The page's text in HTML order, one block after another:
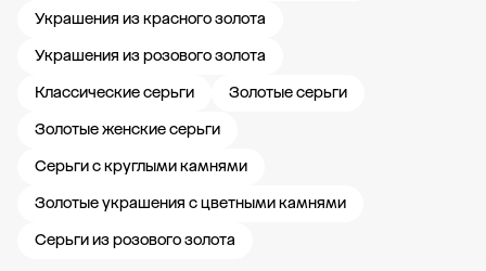
Украшения из красного золота
Украшения из розового золота
Классические серьги
Золотые серьги
Золотые женские серьги
Серьги с круглыми камнями
Золотые украшения с цветными камнями
Серьги из розового золота